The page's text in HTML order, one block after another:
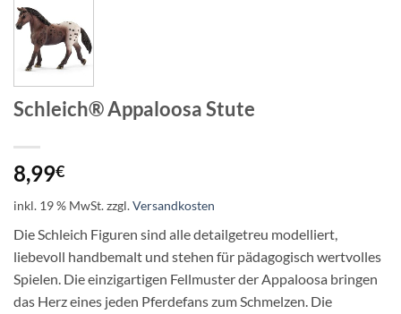
Schleich® Appaloosa Stute
8,99€
inkl. 19 % MwSt.zzgl.Versandkosten
Die Schleich Figuren sind alle detailgetreu modelliert,
liebevoll handbemalt und stehen für pädagogisch wertvolles
Spielen. Die einzigartigen Fellmuster der Appaloosa bringen
das Herz eines jeden Pferdefans zum Schmelzen. Die